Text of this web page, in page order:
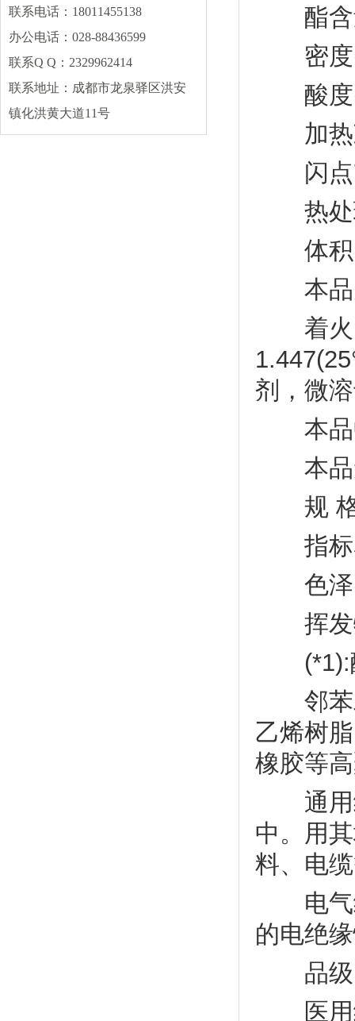
碳酸钠 丙烯酸
冰醋酸 硝酸
碳酸钾 更多
其他类
DMF 甲缩醛 甲醛
联系电话：18011455138
办公电话：028-88436599
联系Q Q：2329962414
联系地址：成都市龙泉驿区洪安
镇化洪黄大道11号
酯含
密度
酸度(
加热
闪点
热处
体积
本品为
着火点
剂，微
本品
本品无
规 格
指标
色泽
挥发
(*1):
邻苯二
乙烯树
橡胶等
通用级
中。用
料、电
电气级
的电绝
品级
医用级